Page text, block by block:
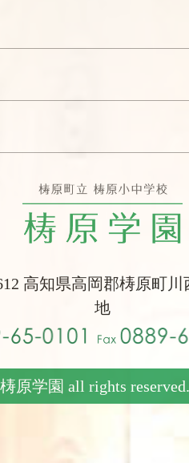
高知県高岡郡梼原町川
地
原学園 all rights reserved.